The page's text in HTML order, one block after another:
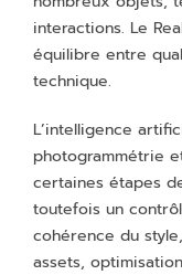
interactions. Le
équilibre entre
technique.
L’intelligence
photogrammétrie
certaines étapes
toutefois un
cohérence du
assets,